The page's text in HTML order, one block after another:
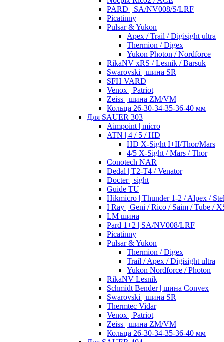
PARD | SA/NV008/S/LRF
Picatinny
Pulsar & Yukon
Apex / Trail / Digisight ultra
Thermion / Digex
Yukon Photon / Nordforce
RikaNV xRS / Lesnik / Barsuk
Swarovski | шина SR
SFH VARD
Venox | Patriot
Zeiss | шина ZM/VM
Кольца 26-30-34-35-36-40 мм
Для SAUER 303
Aimpoint | micro
ATN | 4 / 5 / HD
HD X-Sight I+II/Thor/Mars
4/5 X-Sight / Mars / Thor
Conotech NAR
Dedal | T2-T4 / Venator
Docter | sight
Guide TU
Hikmicro | Thunder 1-2 / Alpex /
I Ray | Geni / Rico / Saim / Tube /
LM шина
Pard 1+2 | SA/NV008/LRF
Picatinny
Pulsar & Yukon
Thermion / Digex
Trail / Apex / Digisight ultra
Yukon Nordforce / Photon
RikaNV Lesnik
Schmidt Bender | шина Convex
Swarovski | шина SR
Thermtec Vidar
Venox | Patriot
Zeiss | шина ZM/VM
Кольца 26-30-34-35-36-40 мм